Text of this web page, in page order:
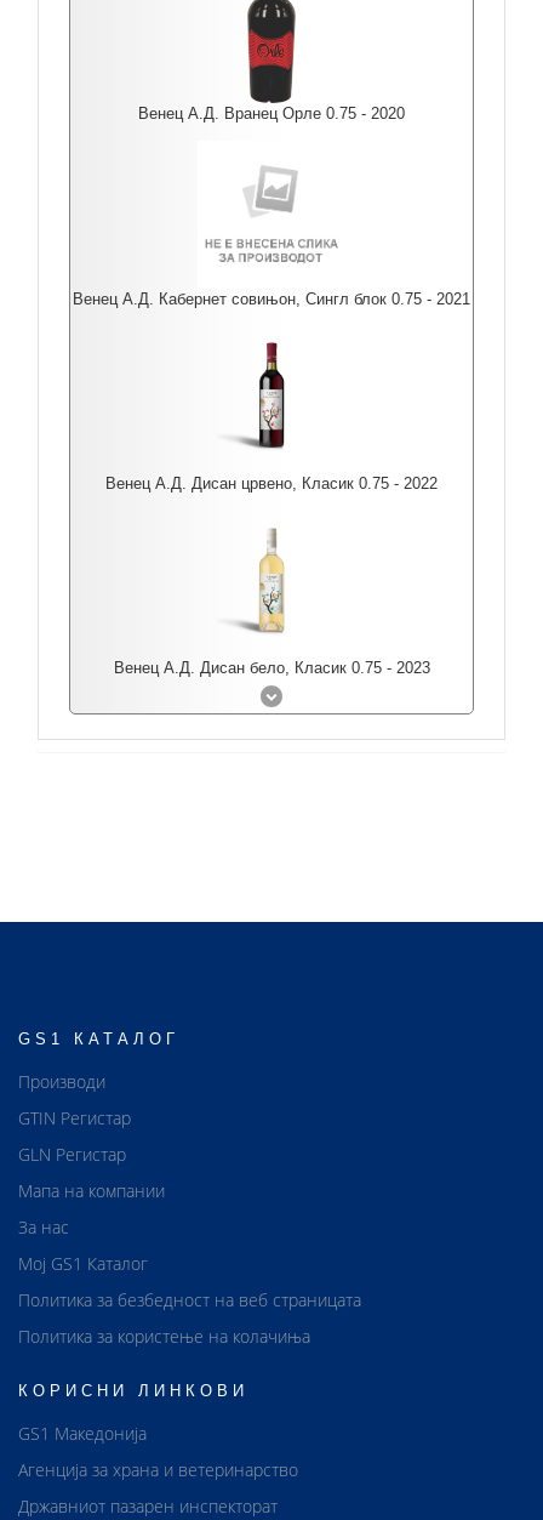
Венец А.Д. Вранец Орле 0.75 - 2020
Венец А.Д. Кабернет совињон, Сингл блок 0.75 - 2021
Венец А.Д. Дисан црвено, Класик 0.75 - 2022
Венец А.Д. Дисан бело, Класик 0.75 - 2023
GS1 КАТАЛОГ
Производи
GTIN Регистар
GLN Регистар
Мапа на компании
За нас
Мој GS1 Каталог
Политика за безбедност на веб страницата
Политика за користење на колачиња
КОРИСНИ ЛИНКОВИ
GS1 Македонија
Агенција за храна и ветеринарство
Државниот пазарен инспекторат